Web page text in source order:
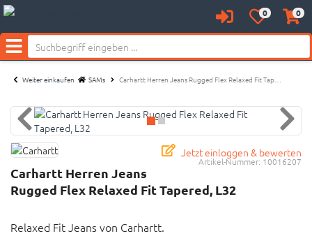
AnmeldenMerkzettel
aufklappen
0 0
Menü
Weiter einkaufen SAMs Carhartt Herren Jeans Rugged Flex Relaxed Fit Tap…
Jetzt einloggen & bewerten
Artikel-Nummer: 10016207
Carhartt Herren Jeans
Rugged Flex Relaxed Fit Tapered, L32
Relaxed Fit Jeans von Carhartt.